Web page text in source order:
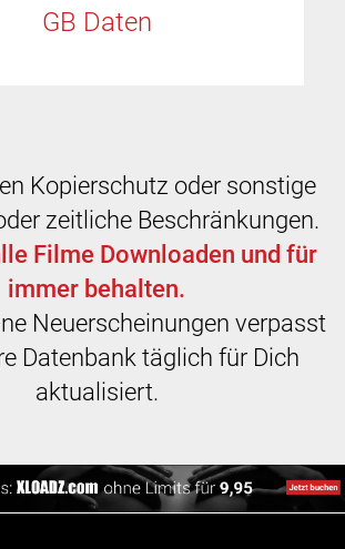
GB Daten
Kopierschutz oder sonstige
zeitliche Beschränkungen.
Filme Downloaden und für
immer behalten.
Neuerscheinungen verpasst
Datenbank täglich für Dich
aktualisiert.